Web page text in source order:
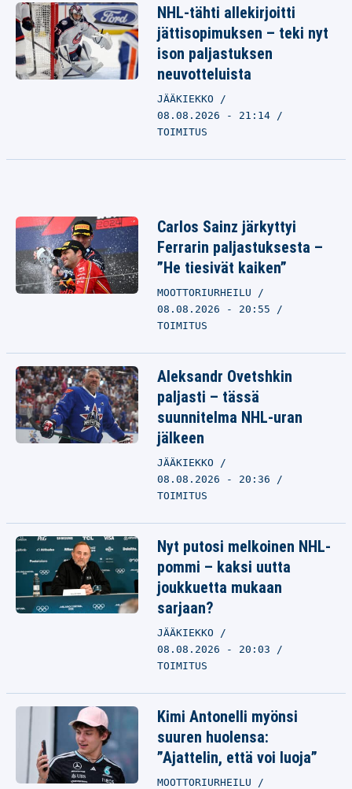
NHL-tähti allekirjoitti
jättisopimuksen – teki nyt
ison paljastuksen
neuvotteluista
JÄÄKIEKKO
08.08.2026 - 21:14
TOIMITUS
Carlos Sainz järkyttyi
Ferrarin paljastuksesta –
”He tiesivät kaiken”
MOOTTORIURHEILU
08.08.2026 - 20:55
TOIMITUS
Aleksandr Ovetshkin
paljasti – tässä
suunnitelma NHL-uran
jälkeen
JÄÄKIEKKO
08.08.2026 - 20:36
TOIMITUS
Nyt putosi melkoinen NHL-
pommi – kaksi uutta
joukkuetta mukaan
sarjaan?
JÄÄKIEKKO
08.08.2026 - 20:03
TOIMITUS
Kimi Antonelli myönsi
suuren huolensa:
”Ajattelin, että voi luoja”
MOOTTORIURHEILU